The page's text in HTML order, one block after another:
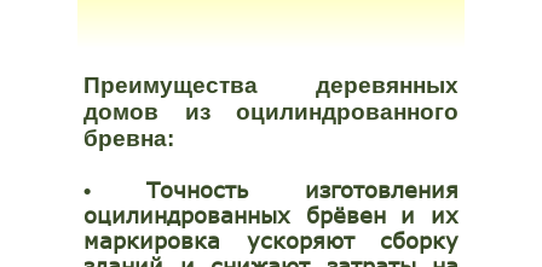
Преимущества деревянных
домов из оцилиндрованного
бревна:
• Точность изготовления
оцилиндрованных брёвен и их
маркировка ускоряют сборку